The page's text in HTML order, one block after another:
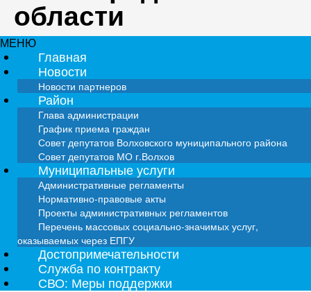
области
МЕНЮ
Главная
Новости
Новости партнеров
Район
Глава администрации
График приема граждан
Совет депутатов Волховского муниципального района
Совет депутатов МО г.Волхов
Муниципальные услуги
Административные регламенты
Нормативно-правовые акты
Проекты административных регламентов
Перечень массовых социально-значимых услуг,
оказываемых через ЕПГУ
Достопримечательности
Служба по контракту
СВО: Меры поддержки